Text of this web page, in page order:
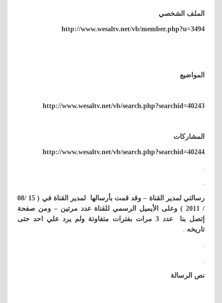
الملف الشخصي
http://www.wesaltv.net/vb/member.php?u=3494
المواضيع
http://www.wesaltv.net/vb/search.php?searchid=40243
المشاركات
http://www.wesaltv.net/vb/search.php?searchid=40244
.
.
رسالتي لمدير القناة – وقد قمت بأرسالها لمدير القناة في ( 15 /08
/ 2011 ) وعلى الأيميل الرسمي للقناة عدد مرتين – ومن صفحة
إتصل بنا عدد 3 مرات بفترات متفاوتة ولم يرد علي احد حتى
تاريخه .
.
.
نص الرسالة